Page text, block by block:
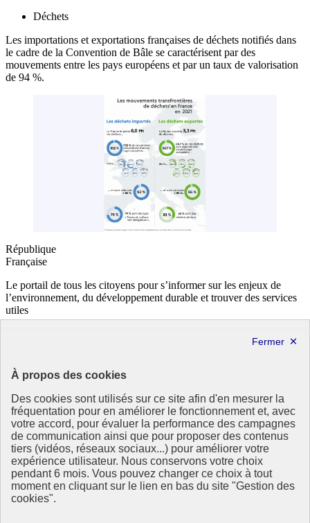
À propos des cookies
Des cookies sont utilisés sur ce site afin d'en mesurer la
fréquentation pour en améliorer le fonctionnement et, avec
votre accord, pour évaluer la performance des campagnes
de communication ainsi que pour proposer des contenus
tiers (vidéos, réseaux sociaux...) pour améliorer votre
expérience utilisateur. Nous conservons votre choix
pendant 6 mois. Vous pouvez changer ce choix à tout
moment en cliquant sur le lien en bas du site "Gestion des
cookies".
Déchets
Les importations et exportations françaises de déchets notifiés dans
le cadre de la Convention de Bâle se caractérisent par des
mouvements entre les pays européens et par un taux de valorisation
de 94 %.
République
Française
Le portail de tous les citoyens pour s’informer sur les enjeux de
l’environnement, du développement durable et trouver des services
utiles
data.gouv.fr- ouvre une nouvelle fenêtre
Partenaire
Partenaire principal :
Eionet Portal